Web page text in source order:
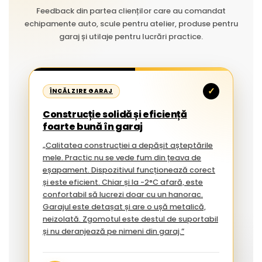
Feedback din partea clienților care au comandat
echipamente auto, scule pentru atelier, produse pentru
garaj și utilaje pentru lucrări practice.
ÎNCĂLZIRE GARAJ ✓
Construcție solidă și eficiență
foarte bună în garaj
„Calitatea construcției a depășit așteptările
mele. Practic nu se vede fum din țeava de
eșapament. Dispozitivul funcționează corect
și este eficient. Chiar și la -2°C afară, este
confortabil să lucrezi doar cu un hanorac.
Garajul este detașat și are o ușă metalică,
neizolată. Zgomotul este destul de suportabil
și nu deranjează pe nimeni din garaj.”